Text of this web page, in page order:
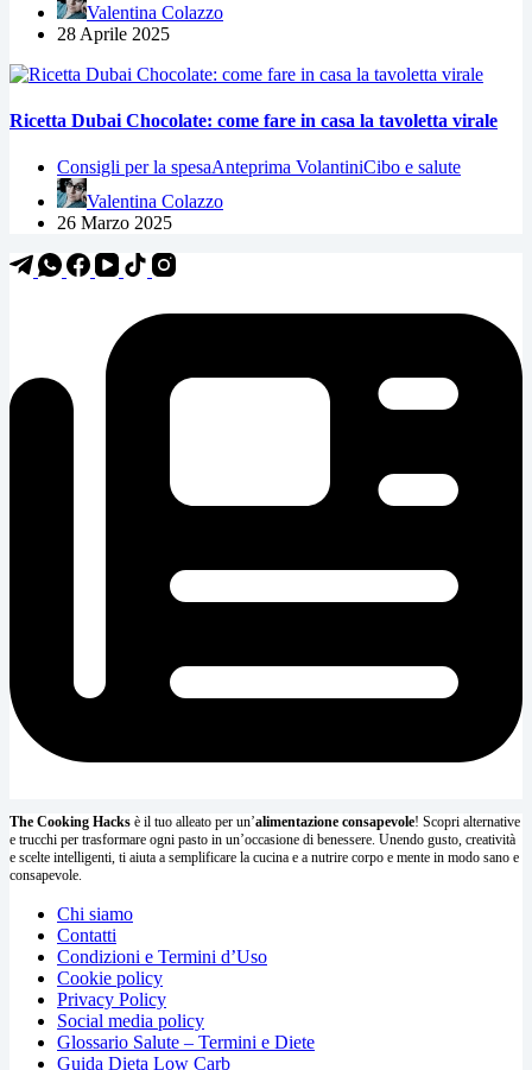
Valentina Colazzo
28 Aprile 2025
Ricetta Dubai Chocolate: come fare in casa la tavoletta virale
Consigli per la spesaAnteprima VolantiniCibo e salute
Valentina Colazzo
26 Marzo 2025
The Cooking Hacks è il tuo alleato per un’alimentazione consapevole! Scopri alternative
e trucchi per trasformare ogni pasto in un’occasione di benessere. Unendo gusto, creatività
e scelte intelligenti, ti aiuta a semplificare la cucina e a nutrire corpo e mente in modo sano e
consapevole.
Chi siamo
Contatti
Condizioni e Termini d’Uso
Cookie policy
Privacy Policy
Social media policy
Glossario Salute – Termini e Diete
Guida Dieta Low Carb